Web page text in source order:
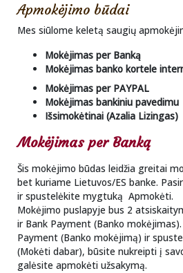
Apmokėjimo būdai
Mes siūlome keletą saugių
Mokėjimas per Banką
Mokėjimas banko kortele
Mokėjimas per PAYPAL
Mokėjimas bankiniu pavedimu
Išsimokėtinai (Azalia Lizingas)
Mokėjimas per Banką
Šis mokėjimo būdas leidžia greitai
bet kuriame Lietuvos/ES banke.
ir spustelėkite mygtuką Apmokėti.
Mokėjimo puslapyje bus 2
ir Bank Payment (Banko
Payment (Banko mokėjimą) ir
(Mokėti dabar), būsite nukreipti į
galėsite apmokėti užsakymą.